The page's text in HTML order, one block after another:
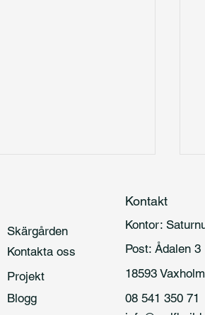
i Uppsala – hjälp
Skärgården
Kontakta oss
Projekt
Blogg
Kontakt
Kontor:
Post: Ådalen 3
18593 Vaxholm
08 541 350 71